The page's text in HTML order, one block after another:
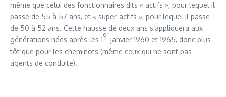
même que celui des fonctionnaires dits « actifs », pour lequel il
passe de 55 à 57 ans, et « super-actifs », pour lequel il passe
de 50 à 52 ans. Cette hausse de deux ans s’appliquera aux
générations nées après les 1
er
janvier 1960 et 1965, donc plus
tôt que pour les cheminots (même ceux qui ne sont pas
agents de conduite).